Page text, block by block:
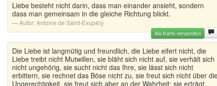
Liebe besteht nicht darin, dass man einander ansieht, sondern
dass man gemeinsam in die gleiche Richtung blickt.
Autor:Antoine de Saint-Exupéry
Als Karte versenden
Die Liebe ist langmütig und freundlich, die Liebe eifert nicht, die
Liebe treibt nicht Mutwillen, sie bläht sich nicht auf, sie verhält sich
nicht ungehörig, sie sucht nicht das Ihre, sie lässt sich nicht
erbittern, sie rechnet das Böse nicht zu, sie freut sich nicht über
Ungerechtigkeit, sie freut sich aber an der Wahrheit; sie erträgt